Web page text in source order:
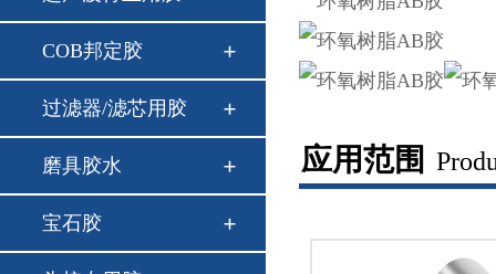
COB邦定胶
过滤器/滤芯用胶
磨具胶水
宝石胶
应用范围